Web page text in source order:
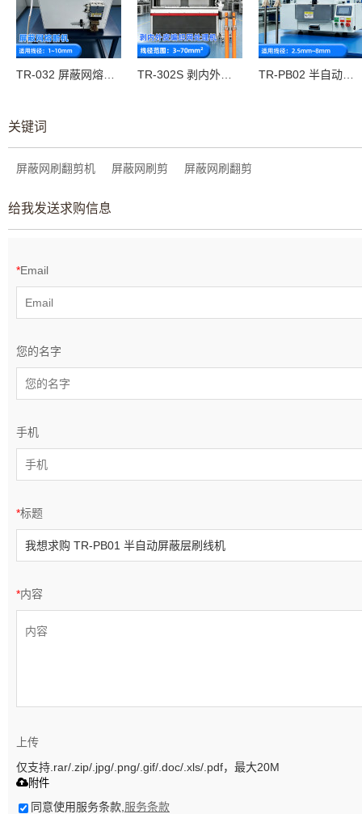
关键词
屏蔽网刷翻剪机 屏蔽网刷剪 屏蔽网刷翻剪
给我发送求购信息
*Email
您的名字
手机
*标题
*内容
上传
仅支持.rar/.zip/.jpg/.png/.gif/.doc/.xls/.pdf，最大20M
附件
同意使用服务条款, 服务条款